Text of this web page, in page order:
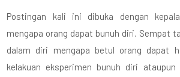
Postingan kali ini dibuka dengan
mengapa orang dapat bunuh diri. Sempat
dalam diri mengapa betul orang dapat
kelakuan eksperimen bunuh diri ataupun